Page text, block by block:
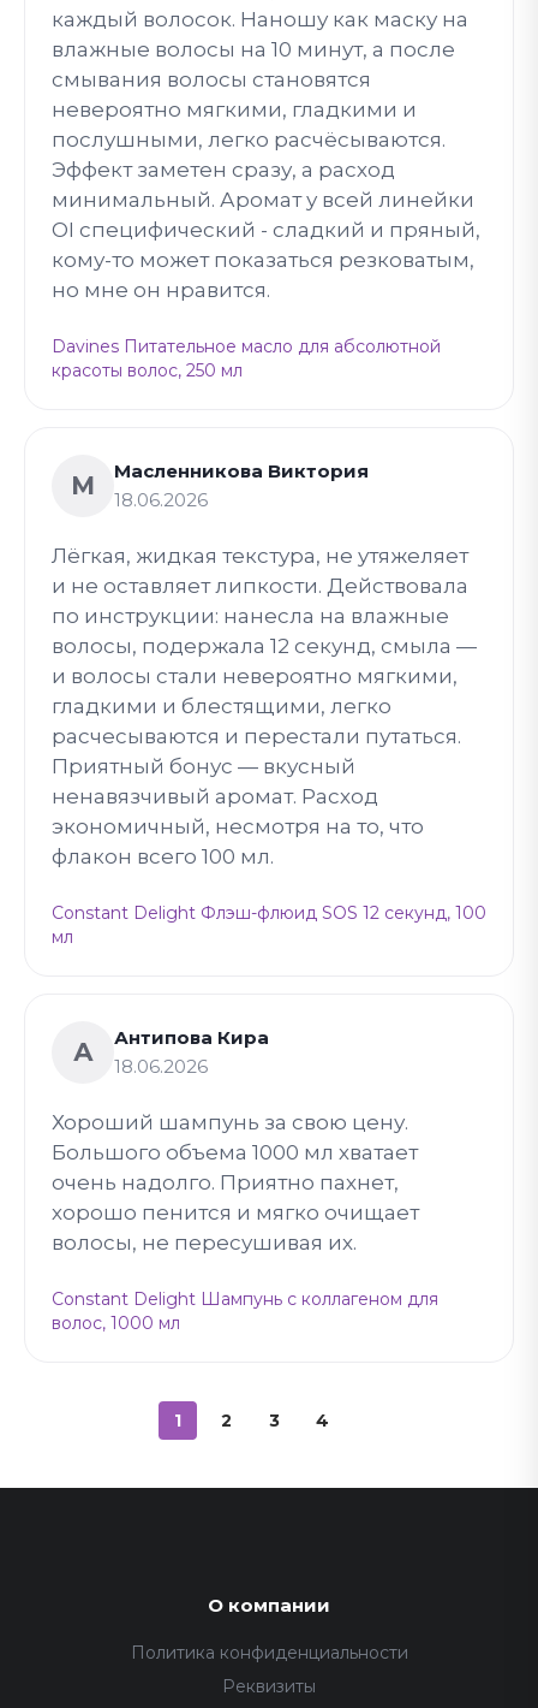
каждый волосок. Наношу как маску на
влажные волосы на 10 минут, а после
смывания волосы становятся
невероятно мягкими, гладкими и
послушными, легко расчёсываются.
Эффект заметен сразу, а расход
минимальный. Аромат у всей линейки
OI специфический - сладкий и пряный,
кому-то может показаться резковатым,
но мне он нравится.
Davines Питательное масло для абсолютной
красоты волос, 250 мл
М
Масленникова Виктория
18.06.2026
Лёгкая, жидкая текстура, не утяжеляет
и не оставляет липкости. Действовала
по инструкции: нанесла на влажные
волосы, подержала 12 секунд, смыла —
и волосы стали невероятно мягкими,
гладкими и блестящими, легко
расчесываются и перестали путаться.
Приятный бонус — вкусный
ненавязчивый аромат. Расход
экономичный, несмотря на то, что
флакон всего 100 мл.
Constant Delight Флэш-флюид SOS 12 секунд, 100
мл
А
Антипова Кира
18.06.2026
Хороший шампунь за свою цену.
Большого объема 1000 мл хватает
очень надолго. Приятно пахнет,
хорошо пенится и мягко очищает
волосы, не пересушивая их.
Constant Delight Шампунь с коллагеном для
волос, 1000 мл
1 2 3 4
О компании
Политика конфиденциальности
Реквизиты